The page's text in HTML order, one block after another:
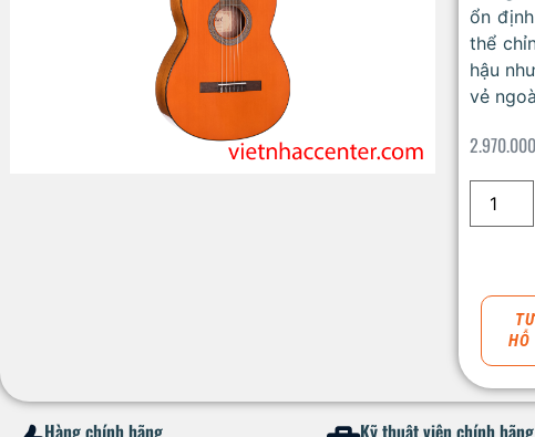
ổn
thể
hậu
vẻ
2.970.000
Hàng chính hãng Kỹ thuật viên chính hãng